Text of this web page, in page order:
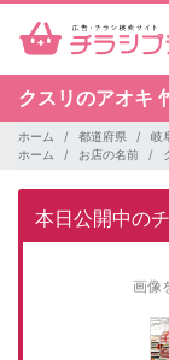
クスリのアオキ
ホーム 都道府県 岐
ホーム
お店の名前
本日公開中の
画像